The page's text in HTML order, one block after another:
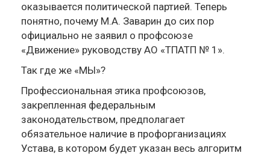
оказывается политической партией. Теперь
понятно, почему М.А. Заварин до сих пор
официально не заявил о профсоюзе
«Движение» руководству АО «ТПАТП № 1».
Так где же «МЫ»?
Профессиональная этика профсоюзов,
закрепленная федеральным
законодательством, предполагает
обязательное наличие в профорганизациях
Устава, в котором будет указан весь алгоритм